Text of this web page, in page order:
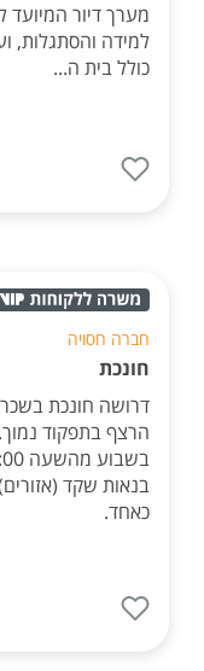
למידה והסתגלות,
כולל בית ה...
חברה חסויה
חונכת
בנאות שקד
כאחד.